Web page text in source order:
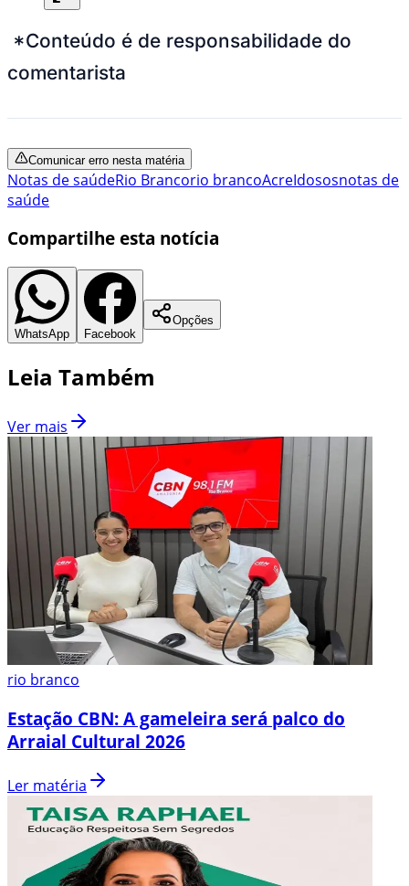
*Conteúdo é de responsabilidade do
comentarista
Comunicar erro nesta matéria
Notas de saúdeRio Brancorio brancoAcreIdososnotas de
saúde
Compartilhe esta notícia
WhatsApp Facebook
Opções
Leia Também
Ver mais
rio branco
Estação CBN: A gameleira será palco do
Arraial Cultural 2026
Ler matéria